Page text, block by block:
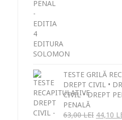
TESTE GRILĂ
DREPT CIVIL •
CIVIL • DREPT
PENALĂ
63,00LEI 44,10